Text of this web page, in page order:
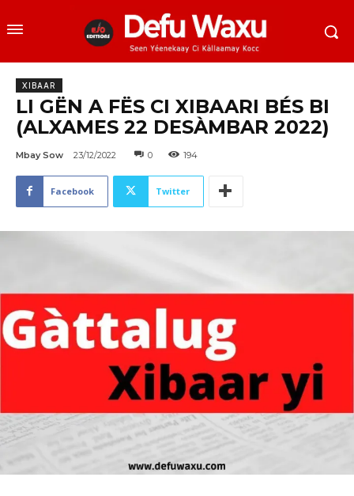
XIBAAR
LI GËN A FËS CI XIBAARI BÉS BI
(ALXAMES 22 DESÀMBAR 2022)
Mbay Sow 23/12/2022 0 194
Facebook Twitter